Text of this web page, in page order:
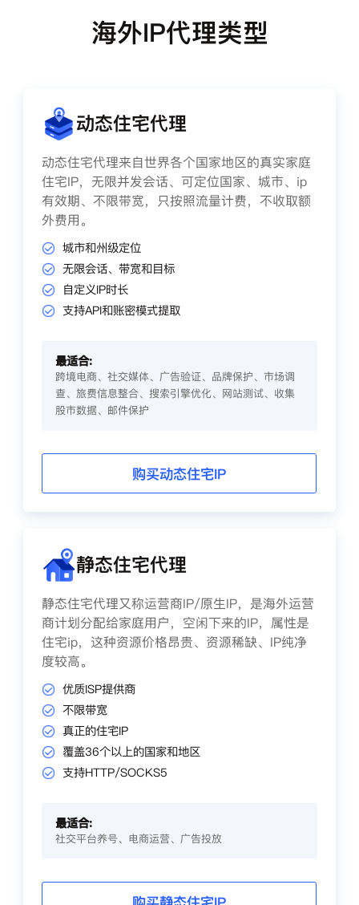
海外IP代理类型
动态住宅代理
动态住宅代理来自世界各个国家地区的真实家庭
住宅IP，无限并发会话、可定位国家、城市、ip
有效期、不限带宽，只按照流量计费，不收取额
外费用。
城市和州级定位
无限会话、带宽和目标
自定义IP时长
支持API和账密模式提取
最适合:
跨境电商、社交媒体、广告验证、品牌保护、市场调
查、旅费信息整合、搜索引擎优化、网站测试、收集
股市数据、邮件保护
购买动态住宅IP
静态住宅代理
静态住宅代理又称运营商IP/原生IP，是海外运营
商计划分配给家庭用户，空闲下来的IP，属性是
住宅ip，这种资源价格昂贵、资源稀缺、IP纯净
度较高。
优质ISP提供商
不限带宽
真正的住宅IP
覆盖36个以上的国家和地区
支持HTTP/SOCKS5
最适合:
社交平台养号、电商运营、广告投放